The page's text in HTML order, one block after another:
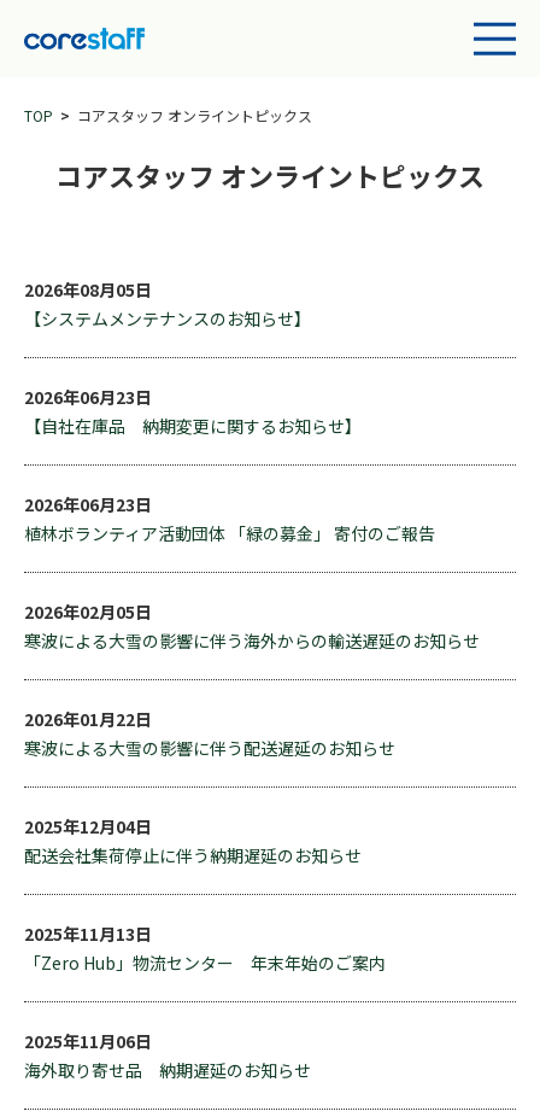
TOP コアスタッフ オンライントピックス
コアスタッフ オンライントピックス
2026年08月05日
【システムメンテナンスのお知らせ】
2026年06月23日
【自社在庫品 納期変更に関するお知らせ】
2026年06月23日
植林ボランティア活動団体 「緑の募金」 寄付のご報告
2026年02月05日
寒波による大雪の影響に伴う海外からの輸送遅延のお知らせ
2026年01月22日
寒波による大雪の影響に伴う配送遅延のお知らせ
2025年12月04日
配送会社集荷停止に伴う納期遅延のお知らせ
2025年11月13日
「Zero Hub」物流センター 年末年始のご案内
2025年11月06日
海外取り寄せ品 納期遅延のお知らせ